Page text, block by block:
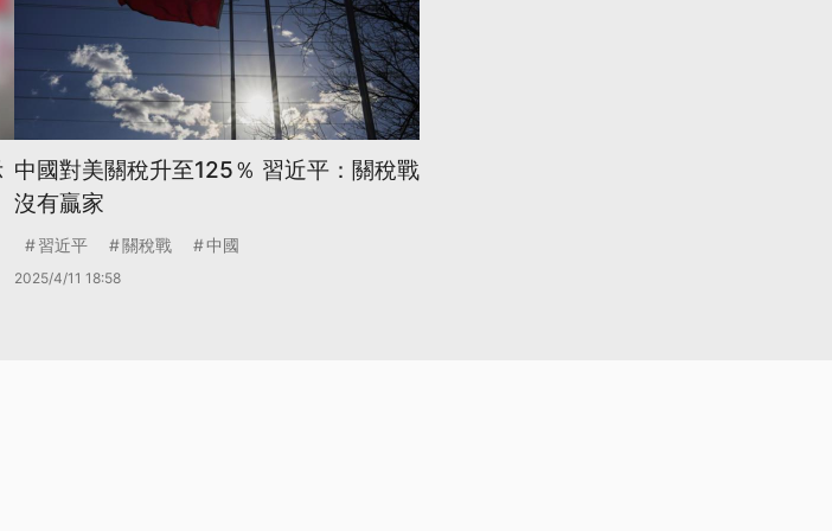
中國對美關稅升至125％ 習近平：關稅戰
沒有贏家
習近平 關稅戰 中國
2025/4/11 18:58